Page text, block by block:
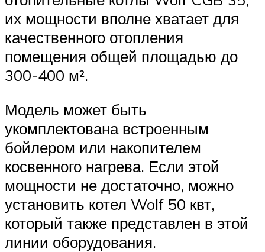
их мощности вполне хватает для
качественного отопления
помещения общей площадью до
300-400 м².
Модель может быть
укомплектована встроенным
бойлером или накопителем
косвенного нагрева. Если этой
мощности не достаточно, можно
установить котел Wolf 50 квт,
который также представлен в этой
линии оборудования.